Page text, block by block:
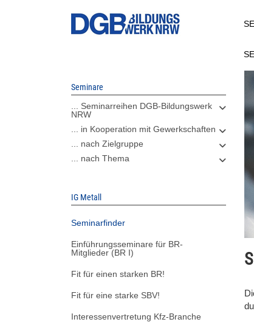
Seminare
... Seminarreihen DGB-Bildungswerk
NRW
... in Kooperation mit Gewerkschaften
... nach Zielgruppe
... nach Thema
IG Metall
Seminarfinder
Einführungsseminare für BR-
Mitglieder (BR I)
Fit für einen starken BR!
Fit für eine starke SBV!
Interessenvertretung Kfz-Branche